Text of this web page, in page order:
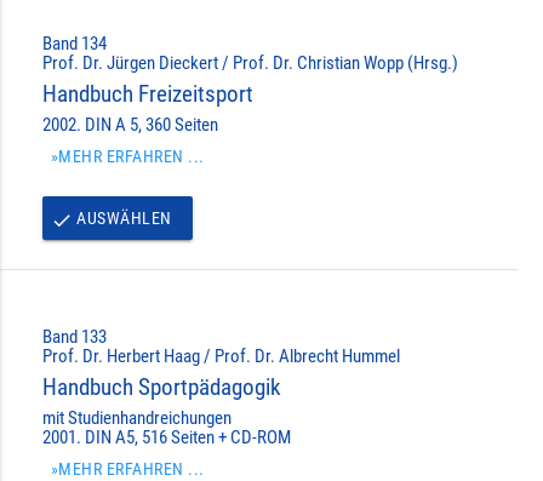
Band 134
Prof. Dr. Jürgen Dieckert / Prof. Dr. Christian Wopp (Hrsg.)
Handbuch Freizeitsport
2002. DIN A 5, 360 Seiten
»MEHR ERFAHREN ...
done AUSWÄHLEN
Band 133
Prof. Dr. Herbert Haag / Prof. Dr. Albrecht Hummel
Handbuch Sportpädagogik
mit Studienhandreichungen
2001. DIN A5, 516 Seiten + CD-ROM
»MEHR ERFAHREN ...